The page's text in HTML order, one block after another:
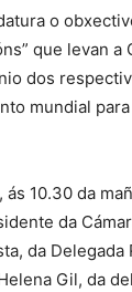
o
que levan a
dos
mundial
10.30 da
da
da Delegada
Gil, da